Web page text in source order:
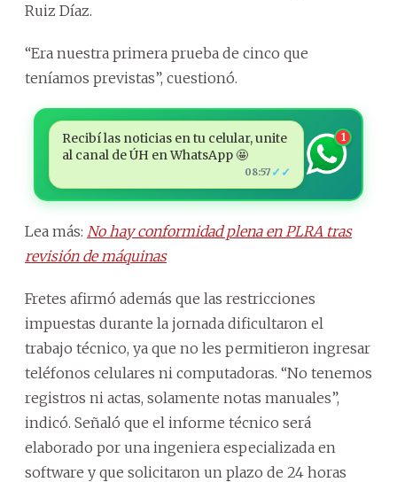
Ruiz Díaz.
“Era nuestra primera prueba de cinco que
teníamos previstas”, cuestionó.
Recibí las noticias en tu celular, unite
al canal de ÚH en WhatsApp 🤩
08:57 ✓✓
1
Lea más: No hay conformidad plena en PLRA tras
revisión de máquinas
Fretes afirmó además que las restricciones
impuestas durante la jornada dificultaron el
trabajo técnico, ya que no les permitieron ingresar
teléfonos celulares ni computadoras. “No tenemos
registros ni actas, solamente notas manuales”,
indicó. Señaló que el informe técnico será
elaborado por una ingeniera especializada en
software y que solicitaron un plazo de 24 horas